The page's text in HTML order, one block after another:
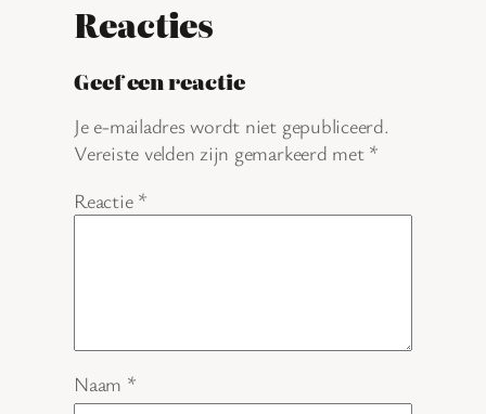
Reacties
Geef een reactie
Je e-mailadres wordt niet gepubliceerd.
Vereiste velden zijn gemarkeerd met *
Reactie *
Naam *